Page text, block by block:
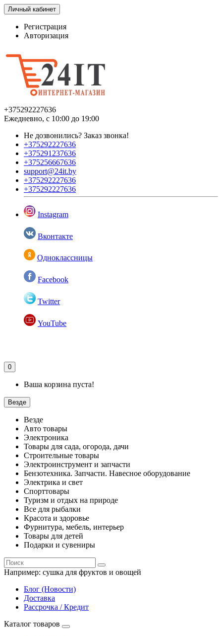
Личный кабинет
Регистрация
Авторизация
+375292227636
Ежедневно, с 10:00 до 19:00
Не дозвонились? Заказ звонка!
+375292227636
+375291237636
+375256667636
support@24it.by
+375292227636
+375292227636
Instagram
Вконтакте
Одноклассницы
Facebook
Twitter
YouTube
0
Ваша корзина пуста!
Везде
Везде
Авто товары
Электроника
Товары для сада, огорода, дачи
Строительные товары
Электроинструмент и запчасти
Бензотехника. Запчасти. Навесное оборудование
Электрика и свет
Спорттовары
Туризм и отдых на природе
Все для рыбалки
Красота и здоровье
Фурнитура, мебель, интерьер
Товары для детей
Подарки и сувениры
Например: сушка для фруктов и овощей
Блог (Новости)
Доставка
Рассрочка / Кредит
Каталог товаров